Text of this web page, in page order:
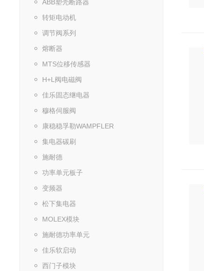
ABB塑壳断路器
转矩电动机
调节阀系列
熔断器
MTS位移传感器
H+L阀电磁阀
佳乐固态继电器
穆格伺服阀
康稳稳孚勒WAMPFLER
集电器碳刷
施耐德
功率单元板子
变频器
松下集电器
MOLEX模块
施耐德功率单元
佳乐软启动
西门子模块